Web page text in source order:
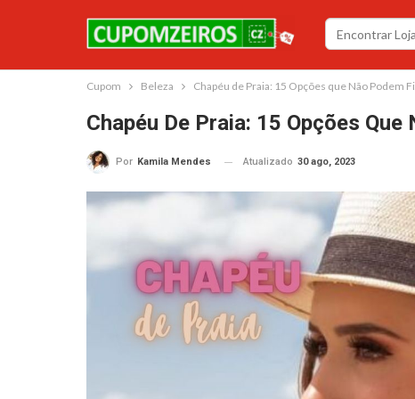
Cupom Beleza Chapéu de Praia: 15 Opções que Não Podem
Chapéu De Praia: 15 Opções
Por Kamila Mendes Atualizado 30 ago, 2023